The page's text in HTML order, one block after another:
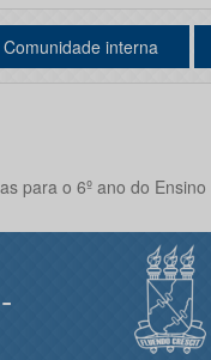
Comunidade interna
para o 6º ano do